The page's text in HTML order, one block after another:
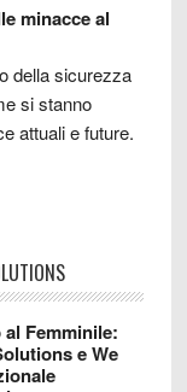
minacce al
della sicurezza
si stanno
attuali e future.
Femminile:
e We